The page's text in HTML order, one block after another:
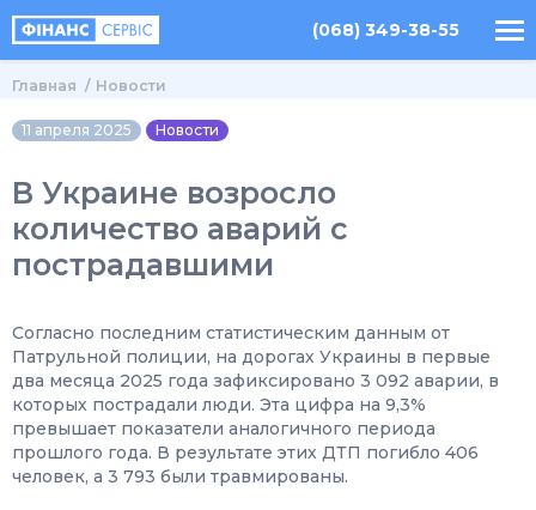
(068) 349-38-55
Главная Новости
11 апреля 2025 Новости
В Украине возросло
количество аварий с
пострадавшими
Согласно последним статистическим данным от
Патрульной полиции, на дорогах Украины в первые
два месяца 2025 года зафиксировано 3 092 аварии, в
которых пострадали люди. Эта цифра на 9,3%
превышает показатели аналогичного периода
прошлого года. В результате этих ДТП погибло 406
человек, а 3 793 были травмированы.